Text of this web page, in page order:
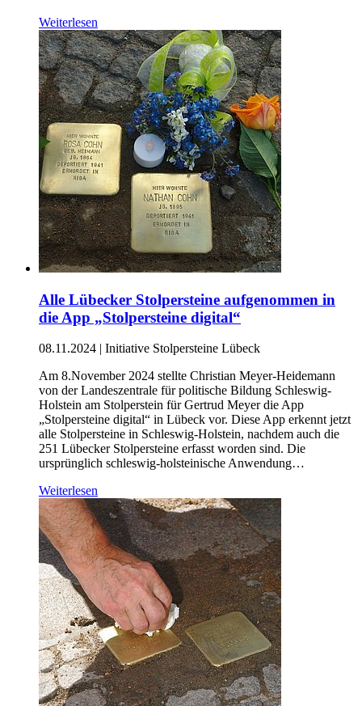
Weiterlesen
Alle Lübecker Stolpersteine aufgenommen in
die App „Stolpersteine digital“
08.11.2024 | Initiative Stolpersteine Lübeck
Am 8.November 2024 stellte Christian Meyer-Heidemann
von der Landeszentrale für politische Bildung Schleswig-
Holstein am Stolperstein für Gertrud Meyer die App
„Stolpersteine digital“ in Lübeck vor. Diese App erkennt jetzt
alle Stolpersteine in Schleswig-Holstein, nachdem auch die
251 Lübecker Stolpersteine erfasst worden sind. Die
ursprünglich schleswig-holsteinische Anwendung…
Weiterlesen